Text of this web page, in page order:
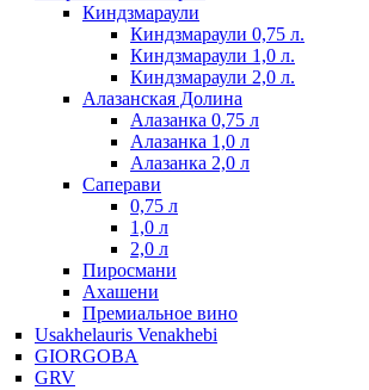
Киндзмараули
Киндзмараули 0,75 л.
Киндзмараули 1,0 л.
Киндзмараули 2,0 л.
Алазанская Долина
Алазанка 0,75 л
Алазанка 1,0 л
Алазанка 2,0 л
Саперави
0,75 л
1,0 л
2,0 л
Пиросмани
Ахашени
Премиальное вино
Usakhelauris Venakhebi
GIORGOBA
GRV